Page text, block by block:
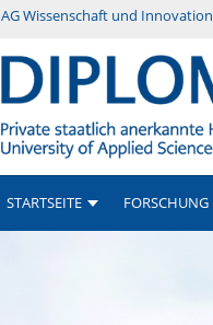
Secondary
AG Wissenschaft und Innovation
STARTSEITE FORSCHUNG